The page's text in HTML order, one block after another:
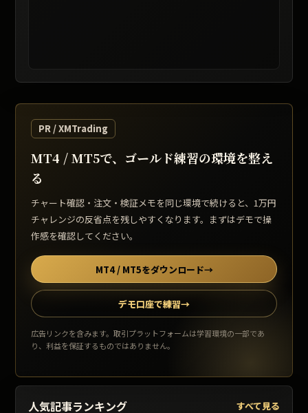
レート提供: TradingView / 表示は遅延する場合があります
PR / XMTrading
MT4 / MT5で、ゴールド練習の環境を整え
る
チャート確認・注文・検証メモを同じ環境で続けると、1万円
チャレンジの反省点を残しやすくなります。まずはデモで操
作感を確認してください。
MT4 / MT5をダウンロード→
デモ口座で練習→
広告リンクを含みます。取引プラットフォームは学習環境の一部であ
り、利益を保証するものではありません。
人気記事ランキング すべて見る